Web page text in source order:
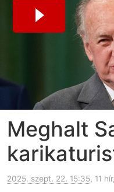
Meghalt
2025. szept. 22. 15:35, 11